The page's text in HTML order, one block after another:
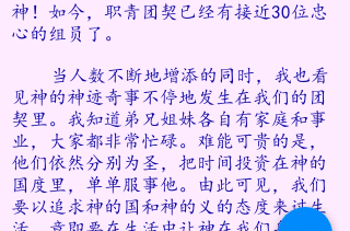
神！如今，职青团契已经有接近30位忠
心的组员了。
当人数不断地增添的同时，我也看
见神的神迹奇事不停地发生在我们的团
契里。我知道弟兄姐妹各自有家庭和事
业，
大家都非常忙碌。难能可贵的是，
他们依然分别为圣，把时间投资在神的
国度里，单单服事他。由此可见，我们
要以追求神的国和神的义的态度来过生